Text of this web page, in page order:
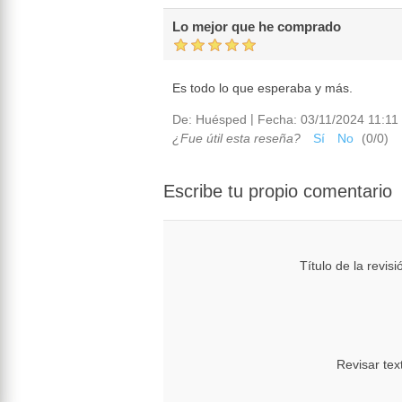
Lo mejor que he comprado
Es todo lo que esperaba y más.
De: Huésped | Fecha: 03/11/2024 11:11
¿Fue útil esta reseña?
Sí No (0/0)
Escribe tu propio comentario
Título de la
Revisar